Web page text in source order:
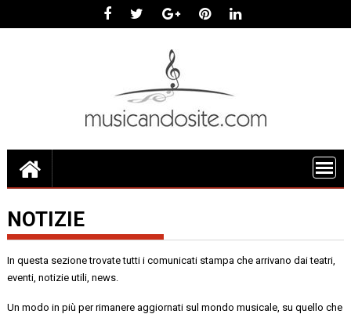
NOTIZIE
In questa sezione trovate tutti i comunicati stampa che arrivano dai teatri,
eventi, notizie utili, news.
Un modo in più per rimanere aggiornati sul mondo musicale, su quello che